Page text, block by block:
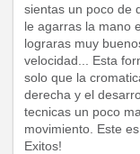
sientas un poco de
le agarras la mano
lograras muy
velocidad... Esta
solo que la
derecha y el
tecnicas un poco
movimiento. Este
Exitos!